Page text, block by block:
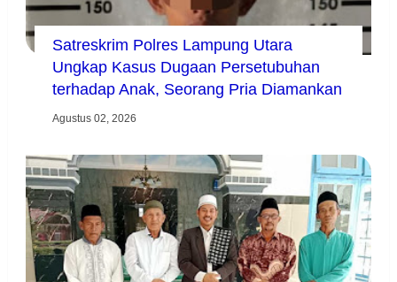
Satreskrim Polres Lampung Utara
Ungkap Kasus Dugaan Persetubuhan
terhadap Anak, Seorang Pria Diamankan
Agustus 02, 2026